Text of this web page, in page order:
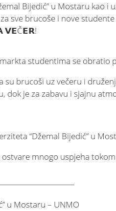
Bijedić” u Mostaru kao i
sve brucoše i nove
𝗩𝗘Č𝗘𝗥!
studentima se obratio
su brucoši uz večeru i
dok je za zabavu i sjajnu
“Džemal Bijedić” u
mnogo uspjeha
u Mostaru – UNMO